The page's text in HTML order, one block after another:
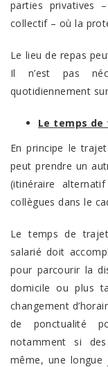
parties privatives
collectif – où la
Le lieu de repas
Il n’est pas
quotidiennement
Le temps
En principe le
peut prendre un
(itinéraire
collègues dans le
Le temps de
salarié doit
pour parcourir la
domicile ou plus
changement
de ponctualité
notamment si
même, une longue